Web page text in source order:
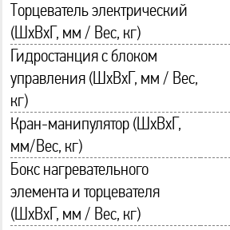
Торцеватель электрический
(ШхВхГ, мм / Вес, кг)
Гидростанция с блоком
управления (ШхВхГ, мм / Вес,
кг)
Кран-манипулятор (ШхВхГ,
мм/Вес, кг)
Бокс нагревательного
элемента и торцевателя
(ШхВхГ, мм / Вес, кг)